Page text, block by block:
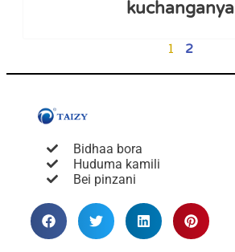
kuchanganya
1 2
Bidhaa bora
Huduma kamili
Bei pinzani